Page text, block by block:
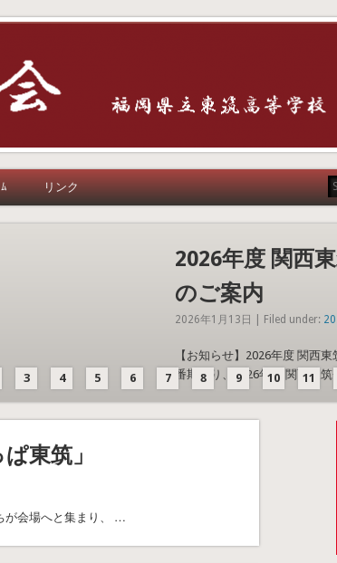
リンク
2026年度 関西
のご案内
2026年1月13日 | Filed under:
【お知らせ】2026年度 関西
番期より、2026年度 関西東
3 4 5 6 7 8 9 10 11
東筑」
が会場へと集まり、 …